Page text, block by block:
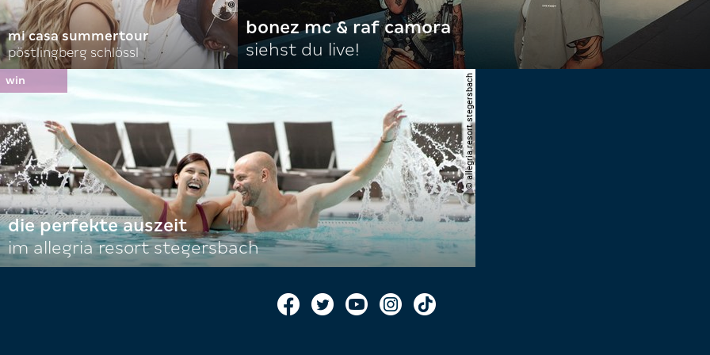
mi casa summertour
pöstlingberg schlössl
bonez mc & raf camora
siehst du live!
© allegria resort stegersbach
die perfekte auszeit
im allegria resort stegersbach